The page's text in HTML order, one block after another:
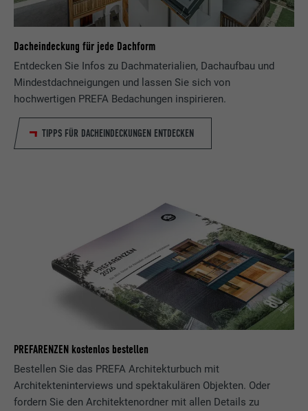
Dacheindeckung für jede Dachform
Entdecken Sie Infos zu Dachmaterialien, Dachaufbau und
Mindestdachneigungen und lassen Sie sich von
hochwertigen PREFA Bedachungen inspirieren.
TIPPS FÜR DACHEINDECKUNGEN ENTDECKEN
PREFARENZEN kostenlos bestellen
Bestellen Sie das PREFA Architekturbuch mit
Architekteninterviews und spektakulären Objekten. Oder
fordern Sie den Architektenordner mit allen Details zu